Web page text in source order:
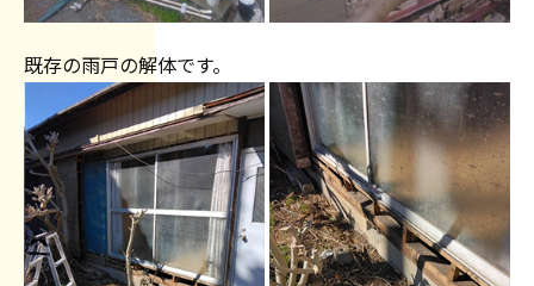
既存の雨戸の解体です。